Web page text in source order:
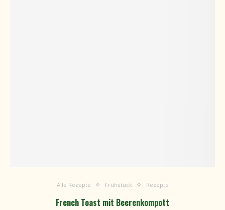
Alle Rezepte Frühstück Rezepte
French Toast mit Beerenkompott